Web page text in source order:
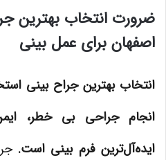
ضرورت انتخاب بهترین
اصفهان برای عمل بینی
انتخاب بهترین جراح بینی
انجام جراحی بی خطر،
ایده‌آل‌ترین فرم بینی است.